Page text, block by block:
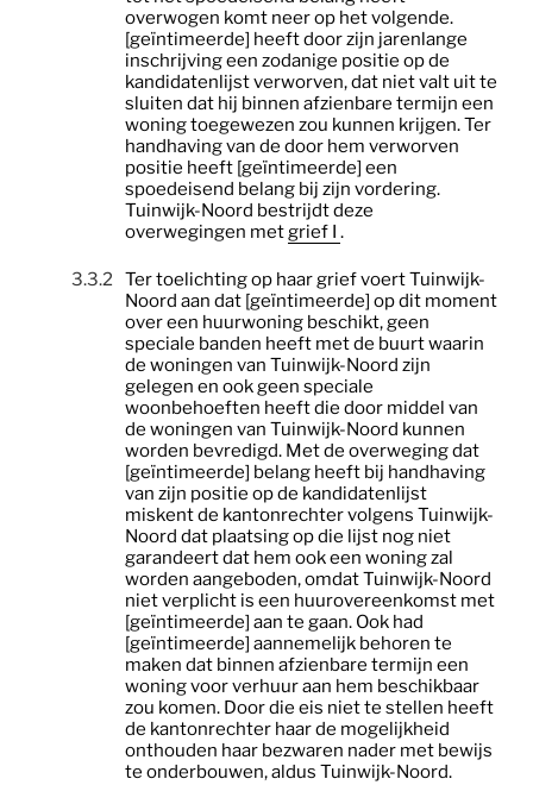
overwogen komt neer op het volgende.
[geïntimeerde] heeft door zijn jarenlange
inschrijving een zodanige positie op de
kandidatenlijst verworven, dat niet valt uit te
sluiten dat hij binnen afzienbare termijn een
woning toegewezen zou kunnen krijgen. Ter
handhaving van de door hem verworven
positie heeft [geïntimeerde] een
spoedeisend belang bij zijn vordering.
Tuinwijk-Noord bestrijdt deze
overwegingen metgrief I .
3.3.2 Ter toelichting op haar grief voert Tuinwijk-
Noord aan dat [geïntimeerde] op dit moment
over een huurwoning beschikt, geen
speciale banden heeft met de buurt waarin
de woningen van Tuinwijk-Noord zijn
gelegen en ook geen speciale
woonbehoeften heeft die door middel van
de woningen van Tuinwijk-Noord kunnen
worden bevredigd. Met de overweging dat
[geïntimeerde] belang heeft bij handhaving
van zijn positie op de kandidatenlijst
miskent de kantonrechter volgens Tuinwijk-
Noord dat plaatsing op die lijst nog niet
garandeert dat hem ook een woning zal
worden aangeboden, omdat Tuinwijk-Noord
niet verplicht is een huurovereenkomst met
[geïntimeerde] aan te gaan. Ook had
[geïntimeerde] aannemelijk behoren te
maken dat binnen afzienbare termijn een
woning voor verhuur aan hem beschikbaar
zou komen. Door die eis niet te stellen heeft
de kantonrechter haar de mogelijkheid
onthouden haar bezwaren nader met bewijs
te onderbouwen, aldus Tuinwijk-Noord.